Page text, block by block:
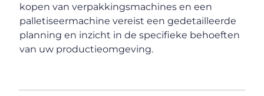
kopen van verpakkingsmachines en een
palletiseermachine vereist een gedetailleerde
planning en inzicht in de specifieke behoeften
van uw productieomgeving.